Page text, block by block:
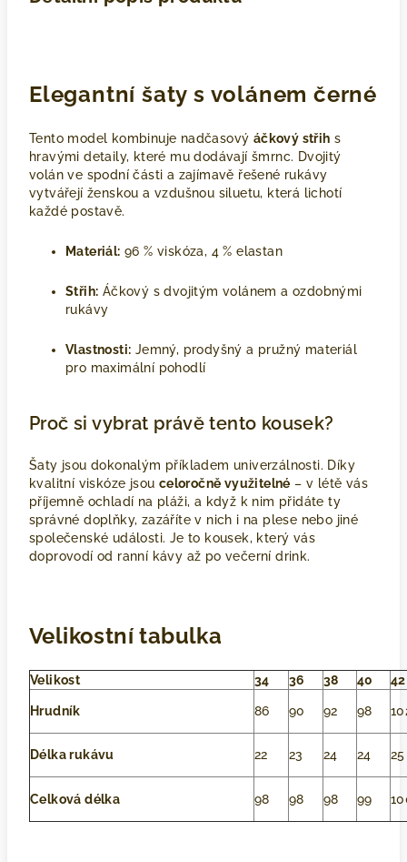
Elegantní šaty s volánem černé
Tento model kombinuje nadčasový áčkový střih s
hravými detaily, které mu dodávají šmrnc. Dvojitý
volán ve spodní části a zajímavě řešené rukávy
vytvářejí ženskou a vzdušnou siluetu, která lichotí
každé postavě.
Materiál: 96 % viskóza, 4 % elastan
Střih: Áčkový s dvojitým volánem a ozdobnými
rukávy
Vlastnosti: Jemný, prodyšný a pružný materiál
pro maximální pohodlí
Proč si vybrat právě tento kousek?
Šaty jsou dokonalým příkladem univerzálnosti. Díky
kvalitní viskóze jsou celoročně využitelné – v létě vás
příjemně ochladí na pláži, a když k nim přidáte ty
správné doplňky, zazáříte v nich i na plese nebo jiné
společenské události. Je to kousek, který vás
doprovodí od ranní kávy až po večerní drink.
Velikostní tabulka
Velikost 34 36 38 40 42
Hrudník 86 90 92 98
Délka rukávu 22 23 24 24 25
Celková délka 98 98 98 99